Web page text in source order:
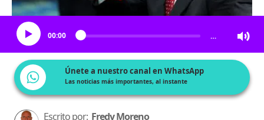
Escucha el artículo
00:00 …
Únete a nuestro canal en WhatsApp
Las noticias más importantes, al instante
Escrito por: Fredy Moreno